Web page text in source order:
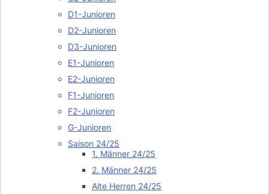
D1-Junioren
D2-Junioren
D3-Junioren
E1-Junioren
E2-Junioren
F1-Junioren
F2-Junioren
G-Junioren
Saison 24/25
1. Männer 24/25
2. Männer 24/25
Alte Herren 24/25